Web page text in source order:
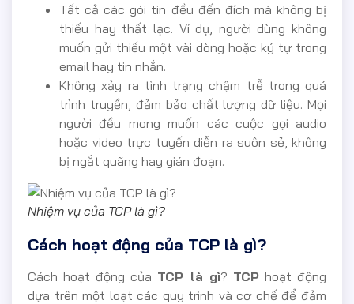
Tất cả các gói tin đều đến đích mà không bị
thiếu hay thất lạc. Ví dụ, người dùng không
muốn gửi thiếu một vài dòng hoặc ký tự trong
email hay tin nhắn.
Không xảy ra tình trạng chậm trễ trong quá
trình truyền, đảm bảo chất lượng dữ liệu. Mọi
người đều mong muốn các cuộc gọi audio
hoặc video trực tuyến diễn ra suôn sẻ, không
bị ngắt quãng hay gián đoạn.
Nhiệm vụ của TCP là gì?
Cách hoạt động của TCP là gì?
Cách hoạt động của TCP là gì? TCPhoạt động
dựa trên một loạt các quy trình và cơ chế để đảm